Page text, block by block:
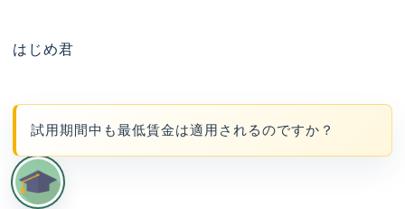
はじめ君
試用期間中も最低賃金は適用されるのですか？